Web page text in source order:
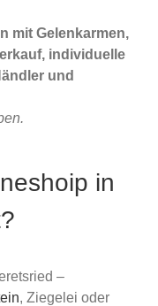
mit Gelenkarmen,
individuelle
und
in
–
, Ziegelei oder